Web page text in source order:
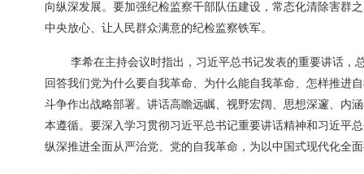
向纵深发展。要加强纪检监察干部队伍建设，常态化清除害群
中央放心、让人民群众满意的纪检监察铁军。
李希在主持会议时指出，习近平总书记发表的重要讲话，
回答我们党为什么要自我革命、为什么能自我革命、怎样推进
斗争作出战略部署。讲话高瞻远瞩、视野宏阔、思想深邃、内
本遵循。要深入学习贯彻习近平总书记重要讲话精神和习近平
纵深推进全面从严治党、党的自我革命，为以中国式现代化全